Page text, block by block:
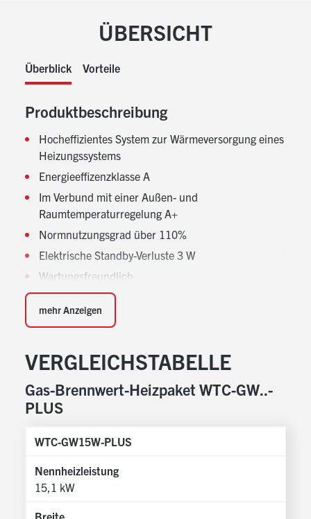
ÜBERSICHT
Überblick Vorteile
Produktbeschreibung
Hocheffizientes System zur Wärmeversorgung eines
Heizungssystems
Energieeffizenzklasse A
Im Verbund mit einer Außen- und
Raumtemperaturregelung A+
Normnutzungsgrad über 110%
Elektrische Standby-Verluste 3 W
Wartungsfreundlich
Kesselkörper aus hochwertigem Aluminium-
Silizium-Sandguss
Mit glasähnlichem Überzug zum Schutz vor
Niedrigste Abgastemperaturen dank großen
Wärmetauscherfächen und einem Material mit
hoher Wärmeleitfähigkeit
Umbausatz erforderlich
"Scot")
Kontinuierliche Überwachung der
Verbrennungsqualität
mehr Anzeigen
VERGLEICHSTABELLE
Gas-Brennwert-Heizpaket WTC-GW..-
PLUS
WTC-GW15W-PLUS
Nennheizleistung
15,1 kW